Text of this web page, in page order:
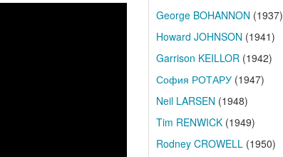
George BOHANNON (1937)
Howard JOHNSON (1941)
Garrison KEILLOR(1942)
София РОТАРУ(1947)
Neil LARSEN (1948)
Tim RENWICK(1949)
Rodney CROWELL(1950)